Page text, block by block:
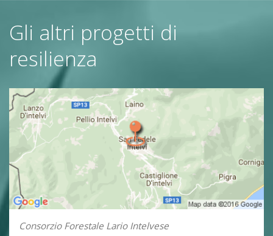
Gli altri progetti di
resilienza
Consorzio Forestale Lario Intelvese